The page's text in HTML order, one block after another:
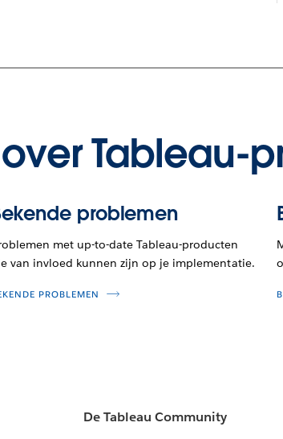
Tableau-
problemen
met up-to-date Tableau-producten
van invloed kunnen zijn op je implementatie.
PROBLEMEN
De Tableau Community